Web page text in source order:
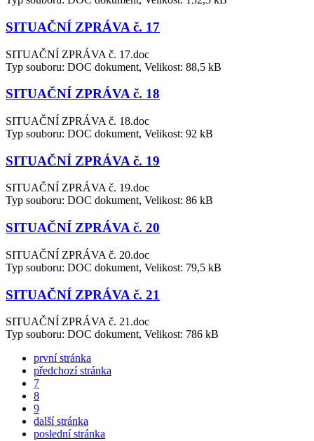
SITUAČNÍ ZPRÁVA č. 17
SITUAČNÍ ZPRÁVA č. 17.doc
Typ souboru: DOC dokument, Velikost: 88,5 kB
SITUAČNÍ ZPRÁVA č. 18
SITUAČNÍ ZPRÁVA č. 18.doc
Typ souboru: DOC dokument, Velikost: 92 kB
SITUAČNÍ ZPRÁVA č. 19
SITUAČNÍ ZPRÁVA č. 19.doc
Typ souboru: DOC dokument, Velikost: 86 kB
SITUAČNÍ ZPRÁVA č. 20
SITUAČNÍ ZPRÁVA č. 20.doc
Typ souboru: DOC dokument, Velikost: 79,5 kB
SITUAČNÍ ZPRÁVA č. 21
SITUAČNÍ ZPRÁVA č. 21.doc
Typ souboru: DOC dokument, Velikost: 786 kB
první stránka
předchozí stránka
7
8
9
další stránka
poslední stránka